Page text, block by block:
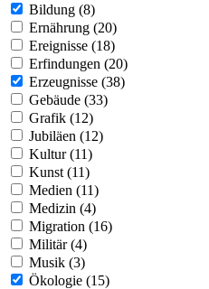
Bildung (8)
Ernährung (20)
Ereignisse (18)
Erfindungen (20)
Erzeugnisse (38)
Gebäude (33)
Grafik (12)
Jubiläen (12)
Kultur (11)
Kunst (11)
Medien (11)
Medizin (4)
Migration (16)
Militär (4)
Musik (3)
Ökologie (15)